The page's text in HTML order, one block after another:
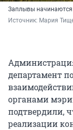
Заплывы
Источник: Мария
департамент
органами
подтвердили,
реализации